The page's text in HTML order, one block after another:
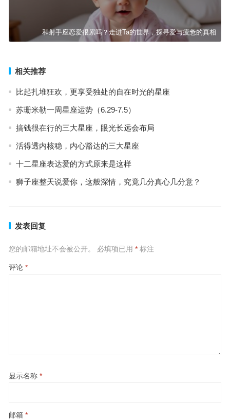
和射手座恋爱很累吗？走进Ta的世界，探寻爱与疲惫的真相
相关推荐
比起扎堆狂欢，更享受独处的自在时光的星座
苏珊米勒一周星座运势（6.29-7.5）
搞钱很在行的三大星座，眼光长远会布局
活得透内核稳，内心豁达的三大星座
十二星座表达爱的方式原来是这样
狮子座整天说爱你，这般深情，究竟几分真心几分意？
发表回复
您的邮箱地址不会被公开。 必填项已用 *标注
评论 *
显示名称 *
邮箱 *